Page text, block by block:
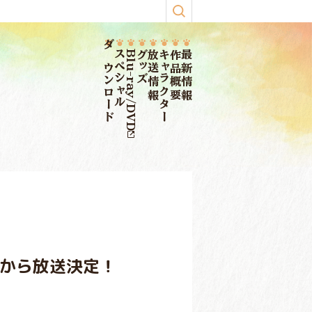
ダウンロードスペシャルBlu-ray/DVDグッズ放送情報キャラクター作品概要最新情報
ら放送決定！